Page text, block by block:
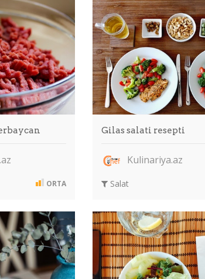
ORTA
Gilas salati resepti
Kulinariya.az
Salat